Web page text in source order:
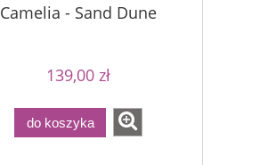
Camelia - Sand Dune
139,00 zł
do koszyka